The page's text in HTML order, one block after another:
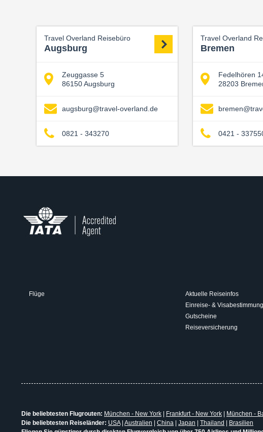
Travel Overland Reisebüro
Augsburg
Zeuggasse 5
86150 Augsburg
augsburg@travel-overland.de
0821 - 343270
Travel Overland
Bremen
Fedelhören
28203
0421 -
Flüge
Aktuelle Reiseinfos
Einreise- &
Gutscheine
Reiseversicherung
Die beliebtesten Flugrouten: München - New York Frankfurt - New York München -
Die beliebtesten Reiseländer: USA| Australien China Japan Thailand
Brasilien